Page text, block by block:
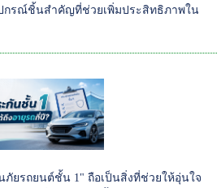
กรณ์ชิ้นสำคัญที่ช่วยเพิ่มประสิทธิภาพใน
ยรถยนต์ชั้น 1" ถือเป็นสิ่งที่ช่วยให้อุ่นใจ